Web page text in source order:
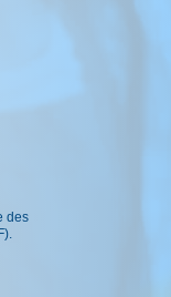
des